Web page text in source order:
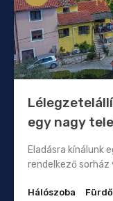
egy nagy
Eladásra kínálunk
rendelkező
Hálószoba